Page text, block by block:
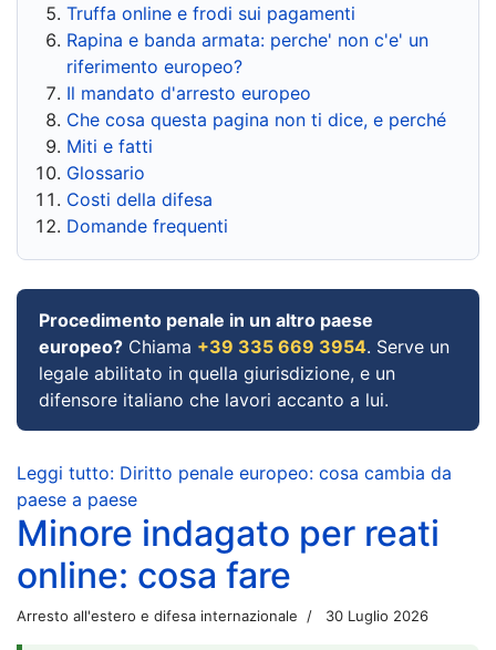
Truffa online e frodi sui pagamenti
Rapina e banda armata: perche' non c'e' un
riferimento europeo?
Il mandato d'arresto europeo
Che cosa questa pagina non ti dice, e perché
Miti e fatti
Glossario
Costi della difesa
Domande frequenti
Procedimento penale in un altro paese
europeo? Chiama +39 335 669 3954. Serve un
legale abilitato in quella giurisdizione, e un
difensore italiano che lavori accanto a lui.
Leggi tutto: Diritto penale europeo: cosa cambia da
paese a paese
Minore indagato per reati
online: cosa fare
Arresto all'estero e difesa internazionale 30 Luglio 2026